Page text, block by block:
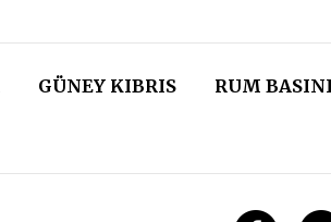
GÜNEY KIBRIS RUM BASINI